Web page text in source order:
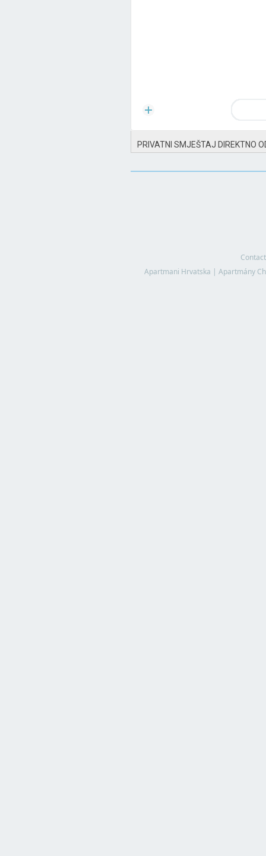
PRIVATNI SMJEŠTAJ DIREKTNO
Contact
Apartmani Hrvatska | Apartmány